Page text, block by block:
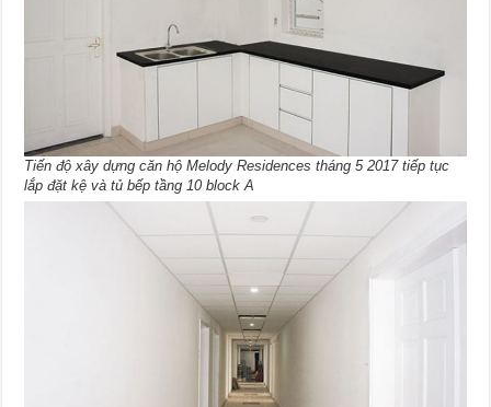
Tiến độ xây dựng căn hộ Melody Residences tháng 5 2017 tiếp tục
lắp đặt kệ và tủ bếp tầng 10 block A